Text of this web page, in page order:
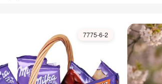
7775-6-2